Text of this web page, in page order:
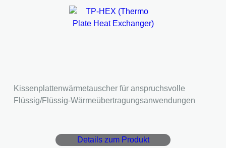
Kissenplattenwärmetauscher für anspruchsvolle
Flüssig/Flüssig-Wärmeübertragungsanwendungen
Details zum Produkt